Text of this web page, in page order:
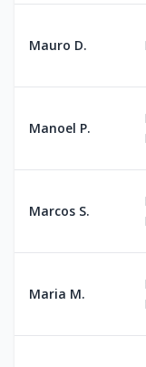
Mauro D.
Manoel P.
Marcos S.
Maria M.